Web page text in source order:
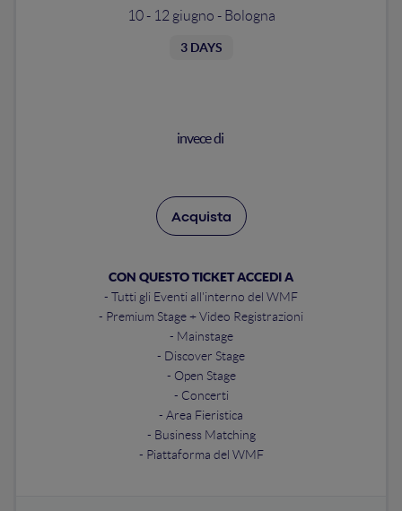
10 - 12 giugno - Bologna
3 DAYS
invece di
Acquista
CON QUESTO TICKET ACCEDI A
- Tutti gli Eventi all'interno del WMF
- Premium Stage + Video Registrazioni
- Mainstage
- Discover Stage
- Open Stage
- Concerti
- Area Fieristica
- Business Matching
- Piattaforma del WMF